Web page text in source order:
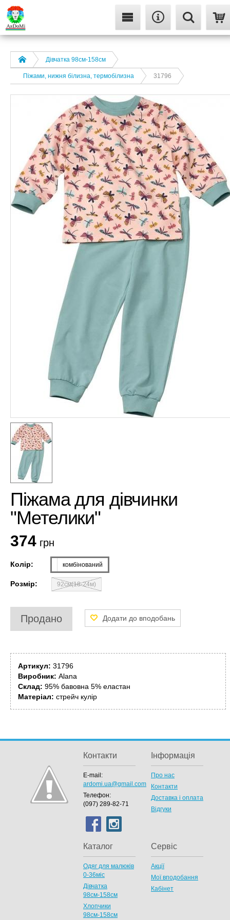
Дівчатка 98cм-158см
Піжами, нижня білизна, термобілизна 31796
Піжама для дівчинки
"Метелики"
374 грн
Колір: комбінований
Розмір: 92см(18-24м)
Продано
Артикул: 31796
Виробник: Alana
Склад: 95% бавовна 5% еластан
Матеріал: стрейч кулір
Контакти
E-mail:
ardomi.ua@gmail.com
Телефон:
(097) 289-82-71
Інформація
Про нас
Контакти
Доставка і оплата
Відгуки
Каталог
Одяг для малюків
0-36міс
Дівчатка
98cм-158см
Хлопчики
98см-158см
Сервіс
Акції
Мої вподобання
Кабінет